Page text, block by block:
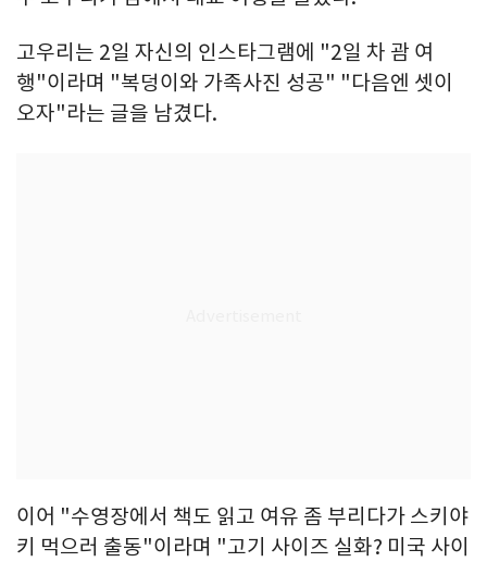
고우리는 2일 자신의 인스타그램에 "2일 차 괌 여
행"이라며 "복덩이와 가족사진 성공" "다음엔 셋이
오자"라는 글을 남겼다.
이어 "수영장에서 책도 읽고 여유 좀 부리다가 스키야
키 먹으러 출동"이라며 "고기 사이즈 실화? 미국 사이